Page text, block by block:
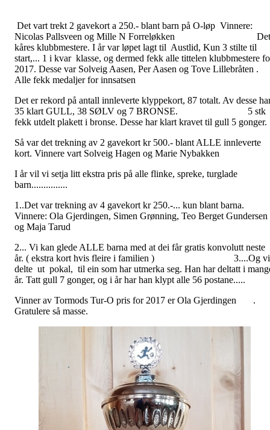
Det vart trekt 2 gavekort a 250.- blant barn på O-løp Vinnere:
Nicolas Pallsveen og Mille N Forreløkken Det
kåres klubbmestere. I år var løpet lagt til Austlid, Kun 3 stilte til
start,... 1 i kvar klasse, og dermed fekk alle tittelen klubbmestere
2017. Desse var Solveig Aasen, Per Aasen og Tove Lillebråten .
Alle fekk medaljer for innsatsen
Det er rekord på antall innleverte klyppekort, 87 totalt. Av desse
35 klart GULL, 38 SØLV og 7 BRONSE. 5 stk
fekk utdelt plakett i bronse. Desse har klart kravet til gull 5 gonger.
Så var det trekning av 2 gavekort kr 500.- blant ALLE innleverte
kort. Vinnere vart Solveig Hagen og Marie Nybakken
I år vil vi setja litt ekstra pris på alle flinke, spreke, turglade
barn...............
1..Det var trekning av 4 gavekort kr 250.-... kun blant barna.
Vinnere: Ola Gjerdingen, Simen Grønning, Teo Berget Gundersen
og Maja Tarud
2... Vi kan glede ALLE barna med at dei får gratis konvolutt neste
år. ( ekstra kort hvis fleire i familien ) 3....Og vi
delte ut pokal, til ein som har utmerka seg. Han har deltatt i
år. Tatt gull 7 gonger, og i år har han klypt alle 56 postane.....
Vinner av Tormods Tur-O pris for 2017 er Ola Gjerdingen .
Gratulere så masse.